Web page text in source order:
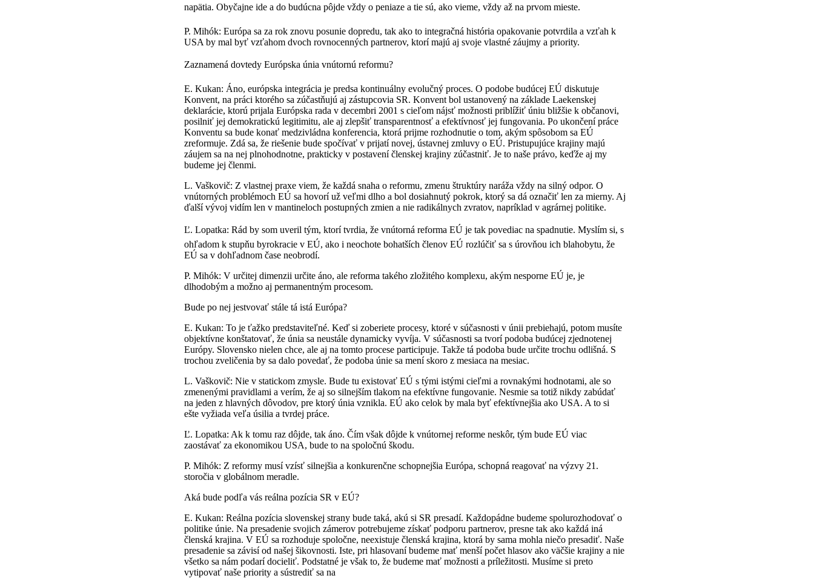
napätia. Obyčajne ide a do budúcna pôjde vždy o peniaze a tie sú, ako vieme, vždy až na prvom mieste.
P. Mihók: Európa sa za rok znovu posunie dopredu, tak ako to integračná história opakovanie potvrdila a vzťah k
USA by mal byť vzťahom dvoch rovnocenných partnerov, ktorí majú aj svoje vlastné záujmy a priority.
Zaznamená dovtedy Európska únia vnútornú reformu?
E. Kukan: Áno, európska integrácia je predsa kontinuálny evolučný proces. O podobe budúcej EÚ diskutuje
Konvent, na práci ktorého sa zúčastňujú aj zástupcovia SR. Konvent bol ustanovený na základe Laekenskej
deklarácie, ktorú prijala Európska rada v decembri 2001 s cieľom nájsť možnosti priblížiť úniu bližšie k občanovi,
posilniť jej demokratickú legitimitu, ale aj zlepšiť transparentnosť a efektívnosť jej fungovania. Po ukončení práce
Konventu sa bude konať medzivládna konferencia, ktorá prijme rozhodnutie o tom, akým spôsobom sa EÚ
zreformuje. Zdá sa, že riešenie bude spočívať v prijatí novej, ústavnej zmluvy o EÚ. Pristupujúce krajiny majú
záujem sa na nej plnohodnotne, prakticky v postavení členskej krajiny zúčastniť. Je to naše právo, keďže aj my
budeme jej členmi.
L. Vaškovič: Z vlastnej praxe viem, že každá snaha o reformu, zmenu štruktúry naráža vždy na silný odpor. O
vnútorných problémoch EÚ sa hovorí už veľmi dlho a bol dosiahnutý pokrok, ktorý sa dá označiť len za mierny. Aj
ďalší vývoj vidím len v mantineloch postupných zmien a nie radikálnych zvratov, napríklad v agrárnej politike.
Ľ. Lopatka: Rád by som uveril tým, ktorí tvrdia, že vnútorná reforma EÚ je tak povediac na spadnutie. Myslím si, s
ohľadom k stupňu byrokracie v EÚ, ako i neochote bohatších členov EÚ rozlúčiť sa s úrovňou ich blahobytu, že
EÚ sa v dohľadnom čase neobrodí.
P. Mihók: V určitej dimenzii určite áno, ale reforma takého zložitého komplexu, akým nesporne EÚ je, je
dlhodobým a možno aj permanentným procesom.
Bude po nej jestvovať stále tá istá Európa?
E. Kukan: To je ťažko predstaviteľné. Keď si zoberiete procesy, ktoré v súčasnosti v únii prebiehajú, potom musíte
objektívne konštatovať, že únia sa neustále dynamicky vyvíja. V súčasnosti sa tvorí podoba budúcej zjednotenej
Európy. Slovensko nielen chce, ale aj na tomto procese participuje. Takže tá podoba bude určite trochu odlišná. S
trochou zveličenia by sa dalo povedať, že podoba únie sa mení skoro z mesiaca na mesiac.
L. Vaškovič: Nie v statickom zmysle. Bude tu existovať EÚ s tými istými cieľmi a rovnakými hodnotami, ale so
zmenenými pravidlami a verím, že aj so silnejším tlakom na efektívne fungovanie. Nesmie sa totiž nikdy zabúdať
na jeden z hlavných dôvodov, pre ktorý únia vznikla. EÚ ako celok by mala byť efektívnejšia ako USA. A to si
ešte vyžiada veľa úsilia a tvrdej práce.
Ľ. Lopatka: Ak k tomu raz dôjde, tak áno. Čím však dôjde k vnútornej reforme neskôr, tým bude EÚ viac
zaostávať za ekonomikou USA, bude to na spoločnú škodu.
P. Mihók: Z reformy musí vzísť silnejšia a konkurenčne schopnejšia Európa, schopná reagovať na výzvy 21.
storočia v globálnom meradle.
Aká bude podľa vás reálna pozícia SR v EÚ?
E. Kukan: Reálna pozícia slovenskej strany bude taká, akú si SR presadí. Každopádne budeme spolurozhodovať o
politike únie. Na presadenie svojich zámerov potrebujeme získať podporu partnerov, presne tak ako každá iná
členská krajina. V EÚ sa rozhoduje spoločne, neexistuje členská krajina, ktorá by sama mohla niečo presadiť. Naše
presadenie sa závisí od našej šikovnosti. Iste, pri hlasovaní budeme mať menší počet hlasov ako väčšie krajiny a nie
všetko sa nám podarí docieliť. Podstatné je však to, že budeme mať možnosti a príležitosti. Musíme si preto
vytipovať naše priority a sústrediť sa na